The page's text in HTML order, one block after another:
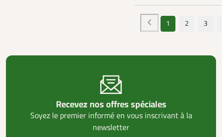
1 2 3
Recevez nos offres spéciales
Soyez le premier informé en vous inscrivant à la
newsletter